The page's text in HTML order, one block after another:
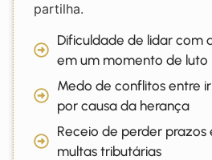
partilha.
Dificuldade de lidar com
em um momento de luto
Medo de conflitos entre
por causa da herança
Receio de perder
multas tributárias